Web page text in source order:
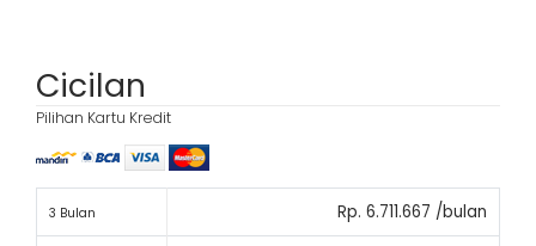
Cicilan
Pilihan Kartu Kredit
3 Bulan Rp. 6.711.667 /bulan